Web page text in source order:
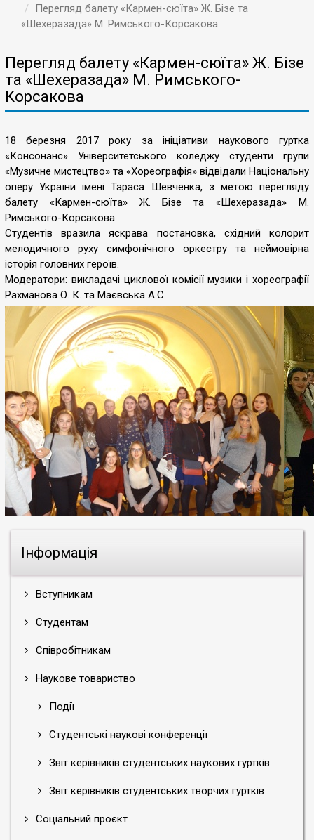
Перегляд балету «Кармен-сюїта» Ж. Бізе та
«Шехеразада» М. Римського-Корсакова
Інформація
Вступникам
Студентам
Співробітникам
Наукове товариство
Події
Студентські наукові конференції
Звіт керівників студентських наукових гуртків
Звіт керівників студентських творчих гуртків
Соціальний проєкт
Перегляд балету «Кармен-сюїта» Ж. Бізе
та «Шехеразада» М. Римського-
Корсакова
18 березня 2017 року за ініціативи наукового гуртка
«Консонанс» Університетського коледжу студенти групи
«Музичне мистецтво» та «Хореографія» відвідали Національну
оперу України імені Тараса Шевченка, з метою перегляду
балету «Кармен-сюїта» Ж. Бізе та «Шехеразада» М.
Римського-Корсакова.
Студентів вразила яскрава постановка, східний колорит
мелодичного руху симфонічного оркестру та неймовірна
історія головних героїв.
Модератори: викладачі циклової комісії музики і хореографії
Рахманова О. К. та Маєвська А.С.